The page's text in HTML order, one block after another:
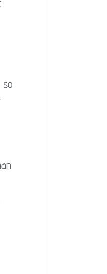
so